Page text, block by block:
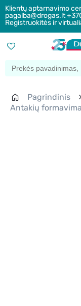
Klientų aptarnavimo
pagalba@drogas.lt
Registruokitės ir
Pagrindinis
Antakių